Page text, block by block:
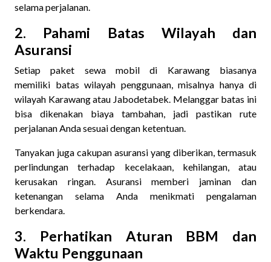
selama perjalanan.
2. Pahami Batas Wilayah dan
Asuransi
Setiap paket sewa mobil di Karawang biasanya
memiliki batas wilayah penggunaan, misalnya hanya di
wilayah Karawang atau Jabodetabek. Melanggar batas ini
bisa dikenakan biaya tambahan, jadi pastikan rute
perjalanan Anda sesuai dengan ketentuan.
Tanyakan juga cakupan asuransi yang diberikan, termasuk
perlindungan terhadap kecelakaan, kehilangan, atau
kerusakan ringan. Asuransi memberi jaminan dan
ketenangan selama Anda menikmati pengalaman
berkendara.
3. Perhatikan Aturan BBM dan
Waktu Penggunaan